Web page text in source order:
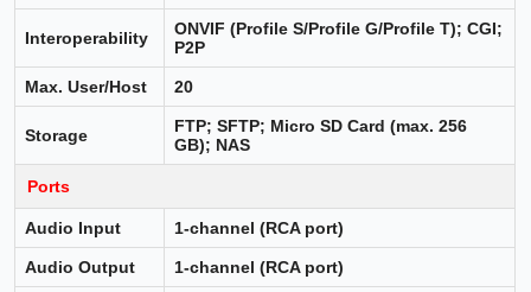
Interoperability
ONVIF (Profile S/Profile G/Profile T); CGI;
P2P
Max. User/Host 20
Storage
FTP; SFTP; Micro SD Card (max. 256
GB); NAS
Ports
Audio Input 1-channel (RCA port)
Audio Output 1-channel (RCA port)